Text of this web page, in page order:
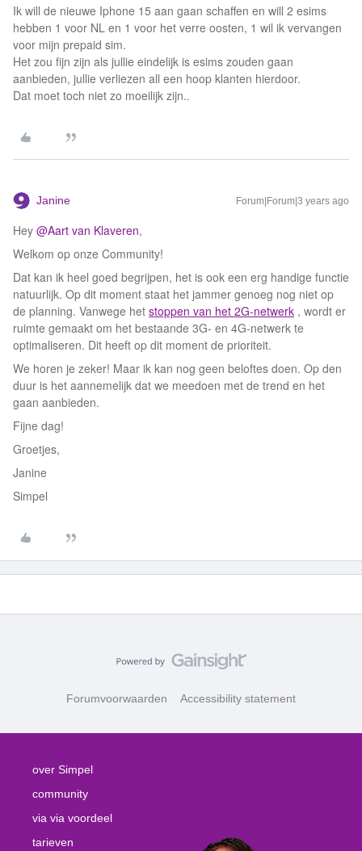
Ik will de nieuwe Iphone 15 aan gaan schaffen en will 2 esims
hebben 1 voor NL en 1 voor het verre oosten, 1 wil ik vervangen
voor mijn prepaid sim.
Het zou fijn zijn als jullie eindelijk is esims zouden gaan
aanbieden, jullie verliezen all een hoop klanten hierdoor.
Dat moet toch niet zo moeilijk zijn..
Janine Forum|Forum|3 years ago
Hey @Aart van Klaveren,
Welkom op onze Community!
Dat kan ik heel goed begrijpen, het is ook een erg handige functie
natuurlijk. Op dit moment staat het jammer genoeg nog niet op
de planning. Vanwege het stoppen van het 2G-netwerk , wordt er
ruimte gemaakt om het bestaande 3G- en 4G-netwerk te
optimaliseren. Dit heeft op dit moment de prioriteit.
We horen je zeker! Maar ik kan nog geen beloftes doen. Op den
duur is het aannemelijk dat we meedoen met de trend en het
gaan aanbieden.
Fijne dag!
Groetjes,
Janine
Simpel
Forumvoorwaarden Accessibility statement
over Simpel
community
via via voordeel
tarieven